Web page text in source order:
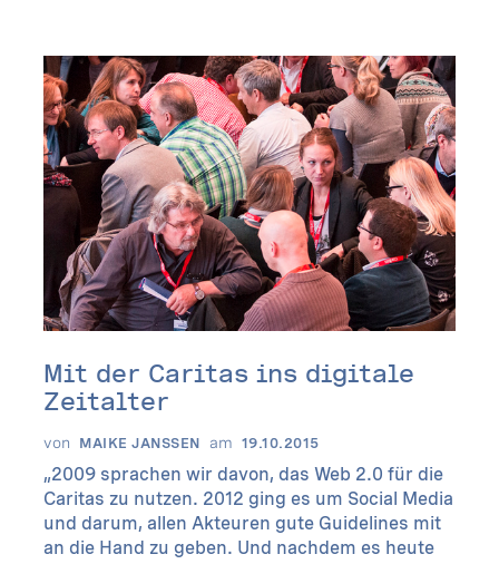
Mit der Caritas ins digitale
Zeitalter
von MAIKE JANSSEN am 19.10.2015
„2009 sprachen wir davon, das Web 2.0 für die
Caritas zu nutzen. 2012 ging es um Social Media
und darum, allen Akteuren gute Guidelines mit
an die Hand zu geben. Und nachdem es heute